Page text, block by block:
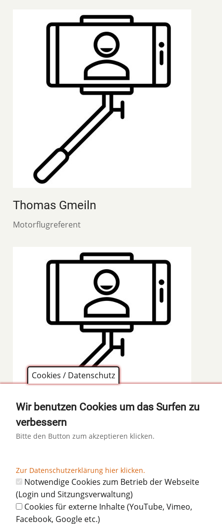
Thomas Gmeiln
Motorflugreferent
Thomas Kohl
Cookies / Datenschutz
Wir benutzen Cookies um das Surfen zu
verbessern
Bitte den Button zum akzeptieren klicken.
Zur Datenschutzerklärung hier klicken.
Notwendige Cookies zum Betrieb der Webseite
(Login und Sitzungsverwaltung)
Cookies für externe Inhalte (YouTube, Vimeo,
Facebook, Google etc.)